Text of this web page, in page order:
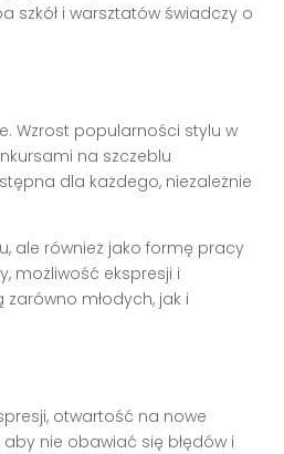
szkół i warsztatów świadczy o
Wzrost popularności stylu w
na szczeblu
dla każdego, niezależnie
ale również jako formę pracy
możliwość ekspresji i
młodych, jak i
otwartość na nowe
nie obawiać się błędów i